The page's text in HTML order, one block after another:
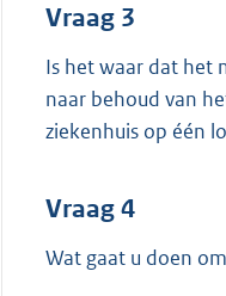
Vraag 3
Is het waar dat het
naar behoud van
ziekenhuis op één
Vraag 4
Wat gaat u doen